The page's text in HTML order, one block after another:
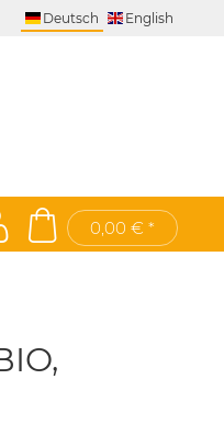
Deutsch English
0,00 € *